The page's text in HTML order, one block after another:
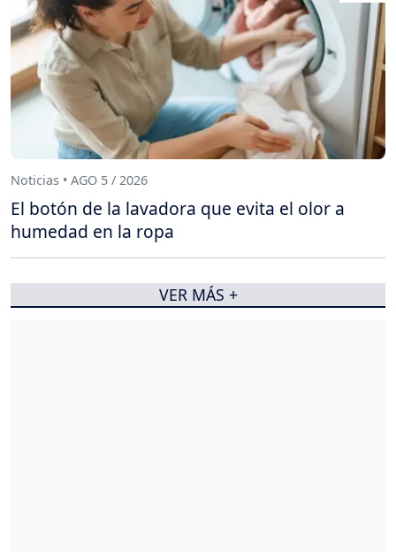
Noticias • AGO 5 / 2026
El botón de la lavadora que evita el olor a
humedad en la ropa
VER MÁS +